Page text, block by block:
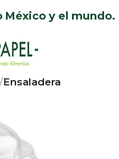
México y el mundo.
Ensaladera